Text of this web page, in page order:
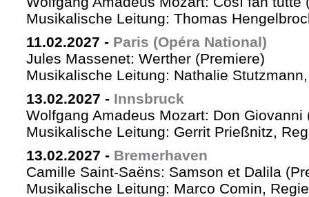
Musikalische Leitung: Thomas
11.02.2027 - Paris (Opéra National)
Jules Massenet: Werther (Premiere)
Musikalische Leitung: Nathalie
13.02.2027 - Innsbruck
Wolfgang Amadeus Mozart: Don Giovanni
Musikalische Leitung: Gerrit Prießnitz,
13.02.2027 - Bremerhaven
Camille Saint-Saëns: Samson et Dalila
Musikalische Leitung: Marco Comin,